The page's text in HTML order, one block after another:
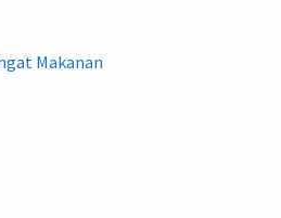
Makanan